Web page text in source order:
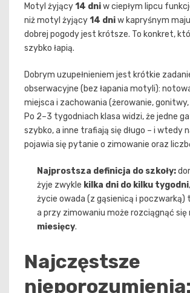
Motyl żyjący14 dniw ciepłym lipcu
niż motyl żyjący14 dniw kapryśnym
dobrej pogody jest krótsze. To konkret,
szybko łapią.
Dobrym uzupełnieniem jest krótkie
obserwacyjne (bez łapania motyli):
miejsca i zachowania (żerowanie,
Po 2–3 tygodniach klasa widzi, że jedne
szybko, a inne trafiają się długo – i wtedy
pojawia się pytanie o zimowanie oraz
Najprostsza definicja do szkoły:
żyje zwykle kilka dni do kilku tygodni
życie owada (z gąsienicą i poczwarką)
a przy zimowaniu może rozciągnąć się
miesięcy.
Najczęstsze
nieporozumienia: